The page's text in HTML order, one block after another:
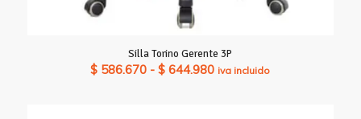
Silla Torino Gerente 3P
$ 586.670 - $ 644.980Rango
iva incluido